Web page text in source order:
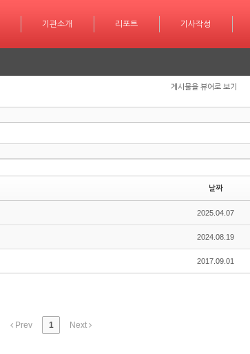
기관소개 리포트
리포트 기사작성
기사작성 제휴 · 채널
게시물을 뷰어로 보기
날짜
2025.04.07
2024.08.19
2017.09.01
Prev 1 Next